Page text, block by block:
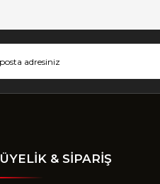
ÜYELİK & SİPARİŞ